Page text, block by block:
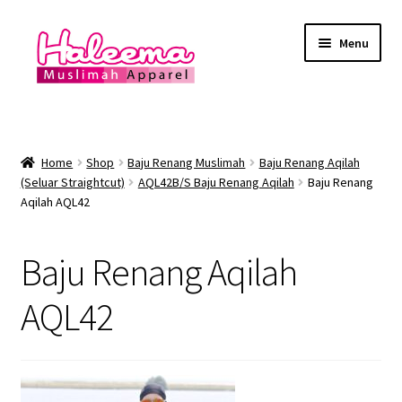
Skip
navigation
Skip
content
Menu
Lokasi Kedai
YEAR END SALE
Baju Renang Muslimah
Baju Renang Lelaki
Baju Renang Kanak2 Lelaki
Home Shop Baju Renang Muslimah
Baju Renang Aqilah
(Seluar Straightcut)
AQL42B/S Baju Renang Aqilah
Baju Renang
Aqilah AQL42
Baju Renang Aqilah
AQL42